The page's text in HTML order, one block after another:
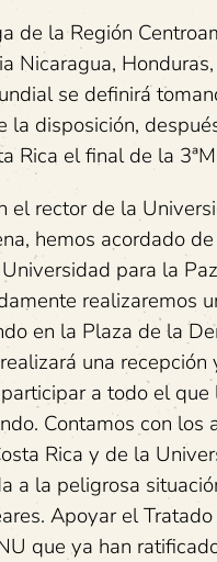
de la Región
Nicaragua,
se definirá
la disposición,
Rica el final de la
el rector de la
hemos acordado
para la
realizaremos
en la Plaza de la
una recepción
a todo el que
Contamos con los
Rica y de la
a la peligrosa
Apoyar el
que ya han